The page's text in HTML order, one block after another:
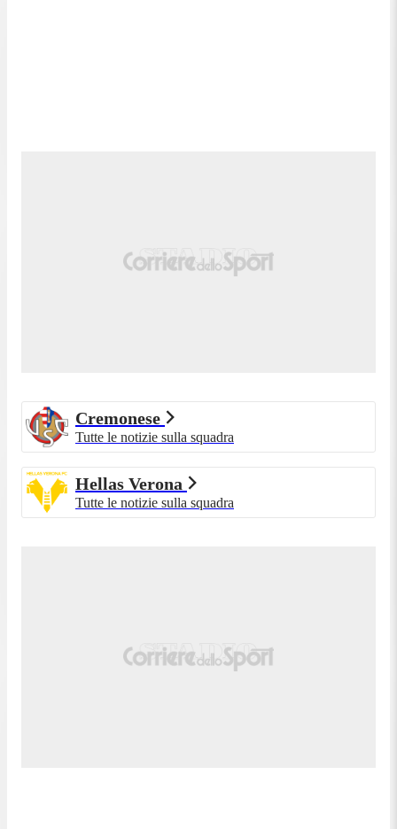
Cremonese
Tutte le notizie sulla squadra
Hellas Verona
Tutte le notizie sulla squadra